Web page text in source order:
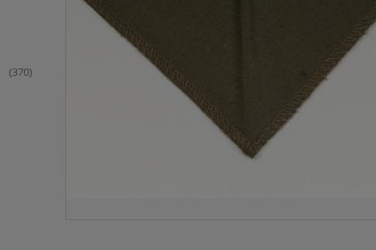
(370)